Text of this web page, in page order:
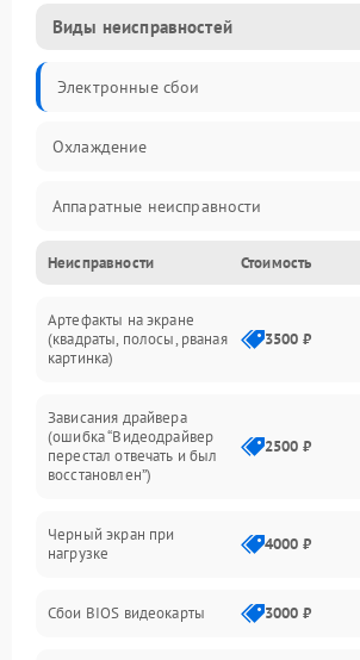
Виды неисправностей
Электронные сбои
Охлаждение
Аппаратные неисправности
Перегрев и термопроблемы
Видео
Интерфейсные и коммуникационные
Электропитание
ПО
Неисправности Стоимость
Артефакты на экране
(квадраты, полосы, рваная
картинка)
3500 ₽
Зависания драйвера
(ошибка “Видеодрайвер
перестал отвечать и был
восстановлен”)
2500 ₽
Черный экран при
нагрузке
4000 ₽
Сбои BIOS видеокарты 3000 ₽